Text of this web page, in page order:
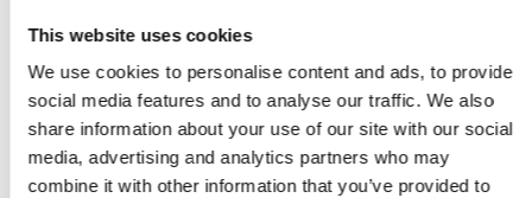
This website uses cookies
We use cookies to personalise content and ads, to provide
social media features and to analyse our traffic. We also
share information about your use of our site with our social
media, advertising and analytics partners who may
combine it with other information that you’ve provided to
Max. verbruik
Afmetingen
(lxbxh)
125 x 49 x 69 cm
Gewicht 58 kg